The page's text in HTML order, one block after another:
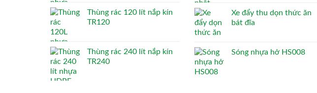
Thùng rác 120 lít nắp kín
TR120
Thùng rác 240 lít nắp kín
TR240
Xe đẩy thu dọn thức ăn
bát đĩa
Sóng nhựa hở HS008